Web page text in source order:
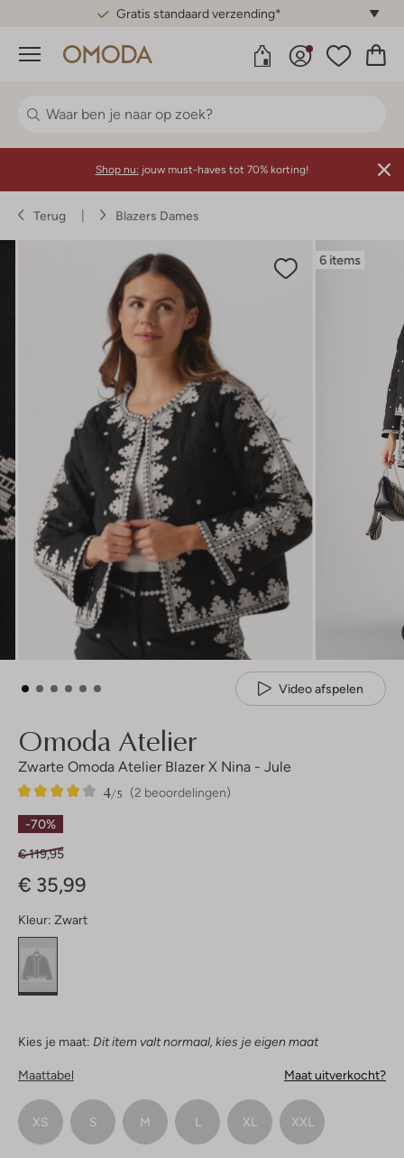
Gratis standaard verzending*
Menu
Shop nu: jouw must-haves tot 70% korting!
Terug Blazers Dames
6 items
Video afspelen
Omoda Atelier
Zwarte Omoda Atelier Blazer X Nina - Jule
(2 beoordelingen)
4/5
2
4
Sterren
-70%
€ 119,95
€ 35,99
Kleur: Zwart
Kies je maat: Dit item valt normaal, kies je eigen maat
Maattabel Maat uitverkocht?
XS S M L XL XXL